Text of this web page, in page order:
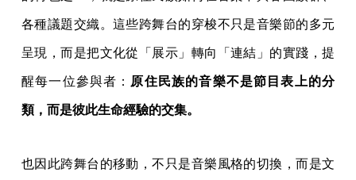
各種議題交織。這些跨舞台的穿梭不只是音樂節的多元
呈現，而是把文化從「展示」轉向「連結」的實踐，提
醒每一位參與者： 原住民族的音樂不是節目表上的分
類，而是彼此生命經驗的交集。
也因此跨舞台的移動，不只是音樂風格的切換，而是文